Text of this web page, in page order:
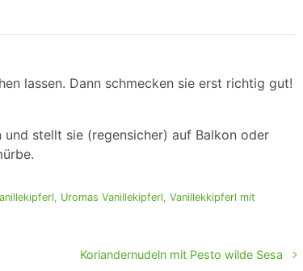
lassen. Dann schmecken sie erst richtig gut!
stellt sie (regensicher) auf Balkon oder
, Uromas Vanillekipferl,Vanillekkipferl mit
Koriandernudeln mit Pesto wilde Sesa